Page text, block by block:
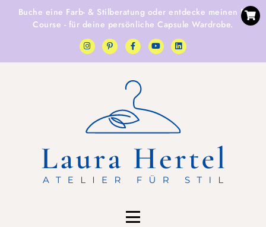
Buche eine Farb- & Stilberatung oder entdecke meinen E-
Course - für deine persönliche Capsule Wardrobe.